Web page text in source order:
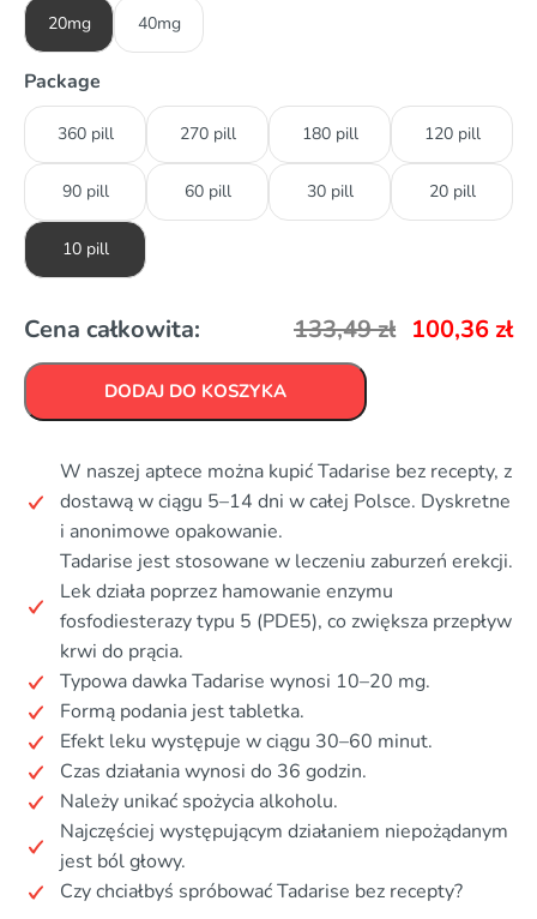
20mg 40mg
Package
360 pill 270 pill 180 pill 120 pill
90 pill 60 pill 30 pill 20 pill
10 pill
Cena całkowita: 133,49zł 100,36 zł
DODAJ DO KOSZYKA
W naszej aptece można kupić Tadarise bez recepty, z
dostawą w ciągu 5–14 dni w całej Polsce. Dyskretne
i anonimowe opakowanie.
Tadarise jest stosowane w leczeniu zaburzeń erekcji.
Lek działa poprzez hamowanie enzymu
fosfodiesterazy typu 5 (PDE5), co zwiększa przepływ
krwi do prącia.
Typowa dawka Tadarise wynosi 10–20 mg.
Formą podania jest tabletka.
Efekt leku występuje w ciągu 30–60 minut.
Czas działania wynosi do 36 godzin.
Należy unikać spożycia alkoholu.
Najczęściej występującym działaniem niepożądanym
jest ból głowy.
Czy chciałbyś spróbować Tadarise bez recepty?